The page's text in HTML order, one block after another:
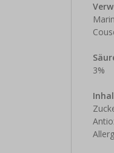
3%